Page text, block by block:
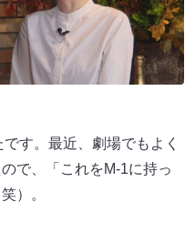
す。最近、劇場でもよく
で、「これをM-1に持っ
）。